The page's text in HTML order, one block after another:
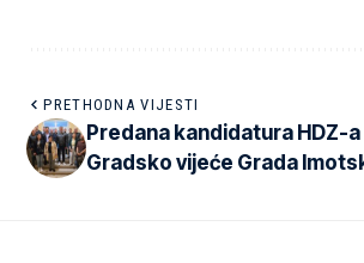
PRETHODNA VIJESTI
Predana kandidatura HDZ-
Gradsko vijeće Grada